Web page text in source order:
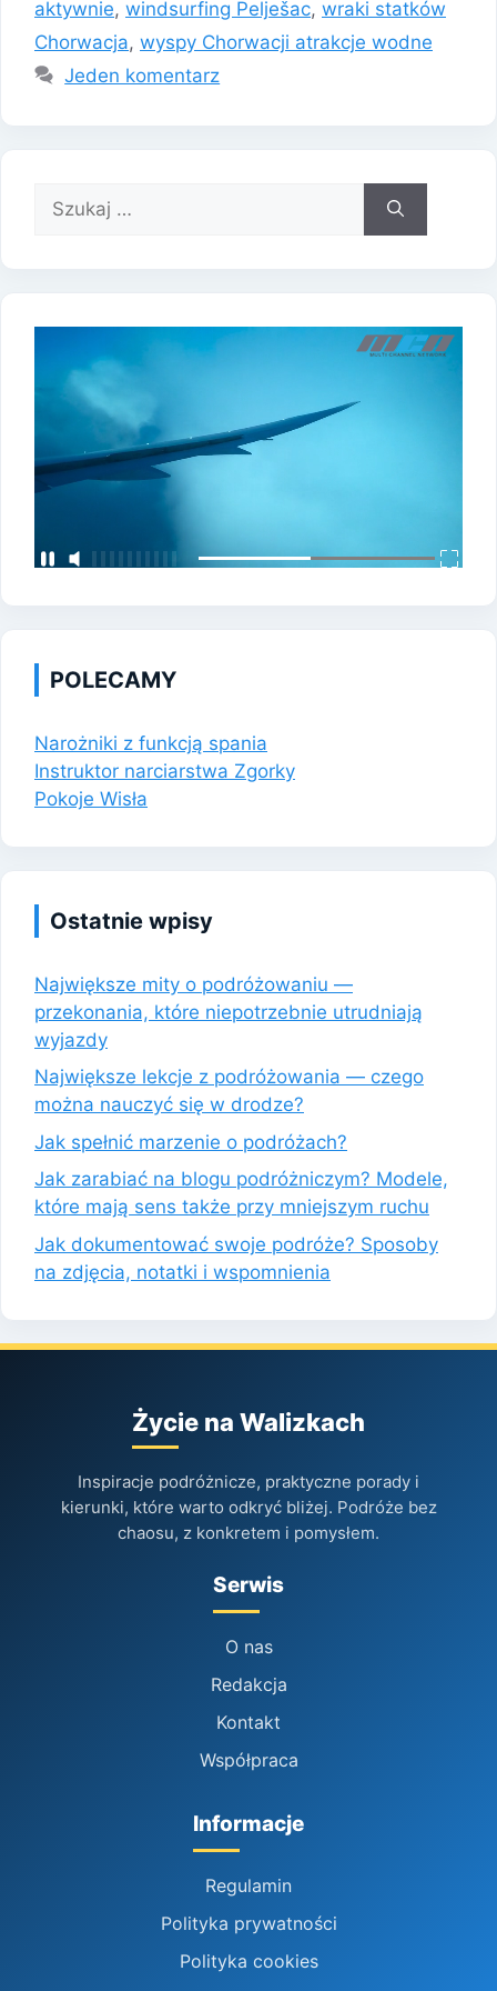
aktywnie, windsurfing Pelješac, wraki statków
Chorwacja, wyspy Chorwacji atrakcje wodne
Jeden komentarz
POLECAMY
Narożniki z funkcją spania
Instruktor narciarstwa Zgorky
Pokoje Wisła
Ostatnie wpisy
Największe mity o podróżowaniu —
przekonania, które niepotrzebnie utrudniają
wyjazdy
Największe lekcje z podróżowania — czego
można nauczyć się w drodze?
Jak spełnić marzenie o podróżach?
Jak zarabiać na blogu podróżniczym? Modele,
które mają sens także przy mniejszym ruchu
Jak dokumentować swoje podróże? Sposoby
na zdjęcia, notatki i wspomnienia
Życie na Walizkach
Inspiracje podróżnicze, praktyczne porady i
kierunki, które warto odkryć bliżej. Podróże bez
chaosu, z konkretem i pomysłem.
Serwis
O nas
Redakcja
Kontakt
Współpraca
Informacje
Regulamin
Polityka prywatności
Polityka cookies